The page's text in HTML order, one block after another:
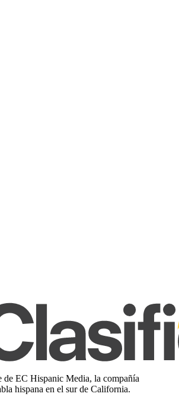
de EC Hispanic Media, la compañía
hispana en el sur de California.